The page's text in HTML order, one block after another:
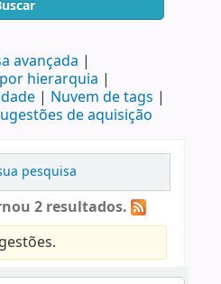
avançada
hierarquia
Nuvem de tags
de aquisição
pesquisa
2 resultados.